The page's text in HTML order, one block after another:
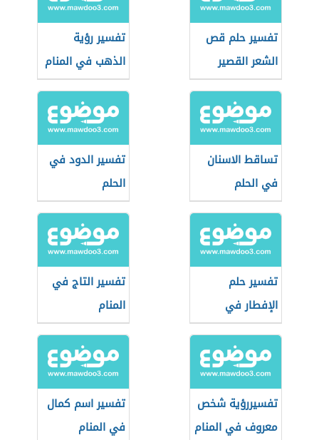
تفسير حلم قص
الشعر القصير
للعزباء
تفسير رؤية
الذهب في المنام
تساقط الاسنان
في الحلم
تفسير الدود في
الحلم
تفسير حلم
الإفطار في
رمضان
تفسير التاج في
المنام
تفسيررؤية شخص
معروف في المنام
تفسير اسم كمال
في المنام